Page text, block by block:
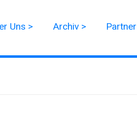
Uns > Archiv > Partner